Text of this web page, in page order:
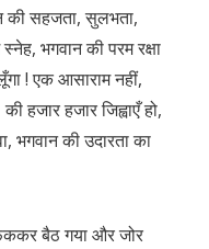
की सहजता, सुलभता,
भगवान की परम रक्षा
! एक आसाराम नहीं,
हजार जिह्वाएँ हो,
भगवान की उदारता का
बैठ गया और जोर